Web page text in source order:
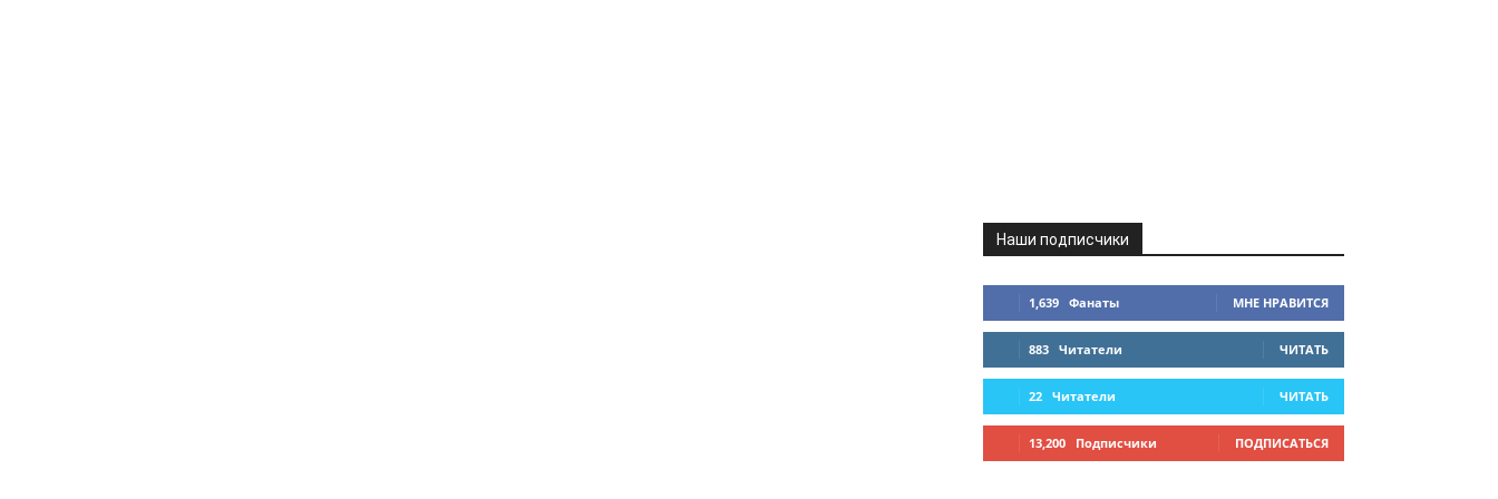
Наши подписчики
1,639 Фанаты МНЕ НРАВИТСЯ
883 Читатели ЧИТАТЬ
22 Читатели ЧИТАТЬ
13,200 Подписчики ПОДПИСАТЬСЯ